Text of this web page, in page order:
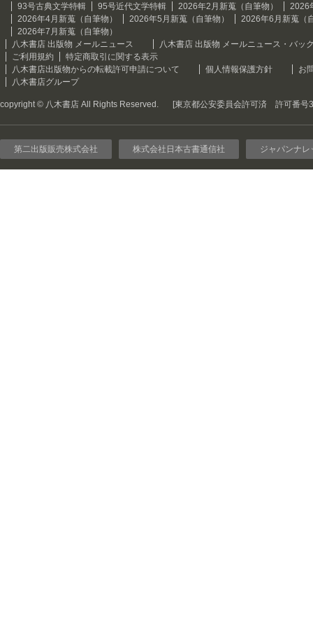
93号古典文学特輯
95号近代文学特輯 2026年2月新蒐（自筆物）
2026
2026年4月新蒐（自筆物）
2026年5月新蒐（自筆物）
2026年6月新蒐（
2026年7月新蒐（自筆物）
八木書店 出版物 メールニュース
八木書店 出版物 メールニュース・バッ
ご利用規約
特定商取引に関する表示
八木書店出版物からの転載許可申請について
個人情報保護方針
お
八木書店グループ
copyright © 八木書店 All Rights Reserved. [東京都公安委員会許可済 許可番号
第二出版販売株式会社 株式会社日本古書通信社 ジャパンナレ